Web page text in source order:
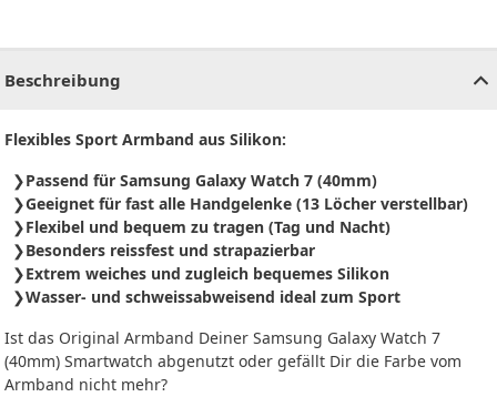
Beschreibung
Flexibles Sport Armband aus Silikon:
Passend für Samsung Galaxy Watch 7 (40mm)
Geeignet für fast alle Handgelenke (13 Löcher verstellbar)
Flexibel und bequem zu tragen (Tag und Nacht)
Besonders reissfest und strapazierbar
Extrem weiches und zugleich bequemes Silikon
Wasser- und schweissabweisend ideal zum Sport
Ist das Original Armband Deiner Samsung Galaxy Watch 7
(40mm) Smartwatch abgenutzt oder gefällt Dir die Farbe vom
Armband nicht mehr?